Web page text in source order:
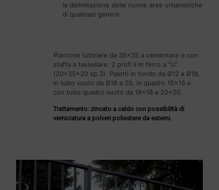
la delimitazione delle nuove aree urbanistiche
di qualsiasi genere.
Piantone tubolare da 35×35 a cementare o con
staffa a tassellare. 2 profi li in ferro a “U”
(20x35x20 sp.3). Paletti in tondo da Ø12 a Ø18,
in tubo vuoto da Ø18 a 20, in quadro 15×15 e
con tubo quadro vuoto da 18×18 a 20×20.
Trattamento: zincato a caldo con possibilità di
verniciatura a polveri poliestere da esterni.